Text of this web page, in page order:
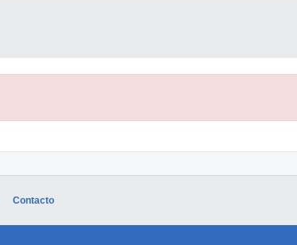
Contacto